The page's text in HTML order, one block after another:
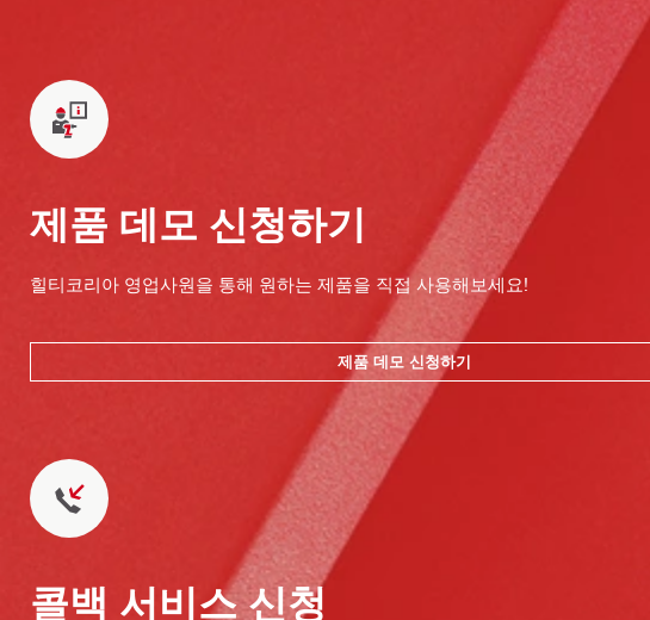
제품 데모 신청하기
힐티코리아 영업사원을 통해 원하는 제품을 직접 사용해보세요!
제품 데모 신청하기
콜백 서비스 신청